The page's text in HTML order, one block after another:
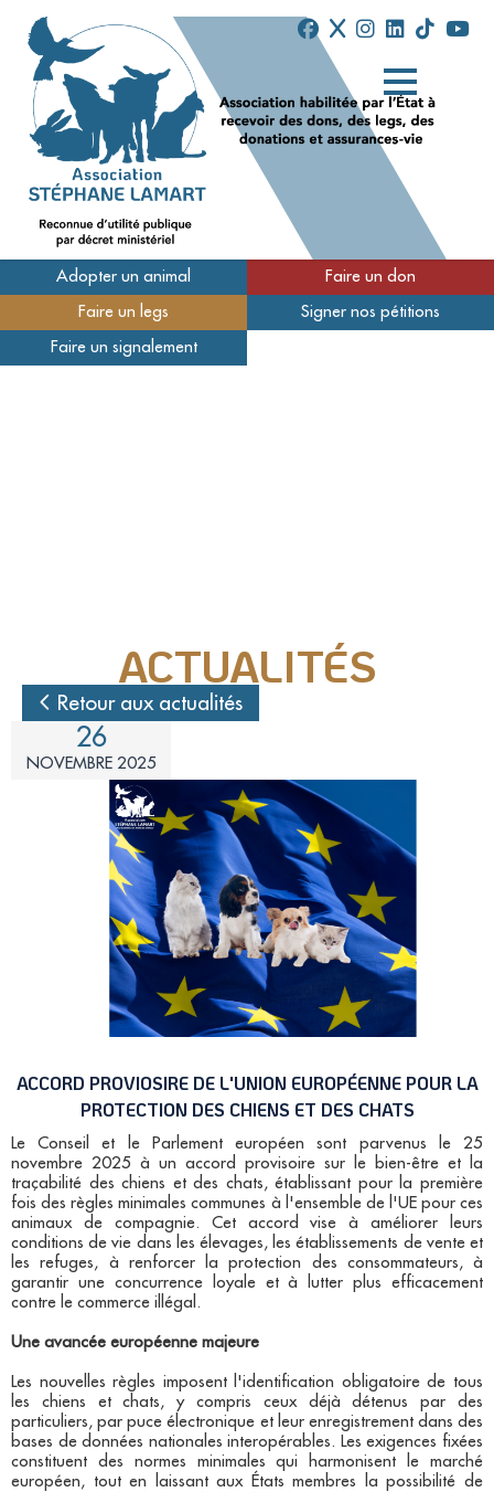
Qui sommes-nous
Nos refuges
Mécénat d'entreprise
Enquêteur
Familles d'accueil
Délégué(é) en communication
Bénévoles dans nos refuges
Matériel militant
Salarié(e) / Stagiaire
Adopter un animal Faire un don
Faire un legs Signer nos pétitions
Faire un signalement
ACTUALITÉS
Retour aux actualités
26
NOVEMBRE 2025
ACCORD PROVIOSIRE DE L'UNION EUROPÉENNE POUR LA
PROTECTION DES CHIENS ET DES CHATS
Le Conseil et le Parlement européen sont parvenus le 25
novembre 2025 à un accord provisoire sur le bien-être et la
traçabilité des chiens et des chats, établissant pour la première
fois des règles minimales communes à l'ensemble de l'UE pour ces
animaux de compagnie. Cet accord vise à améliorer leurs
conditions de vie dans les élevages, les établissements de vente et
les refuges, à renforcer la protection des consommateurs, à
garantir une concurrence loyale et à lutter plus efficacement
contre le commerce illégal.​
Une avancée européenne majeure
Les nouvelles règles imposent l'identification obligatoire de tous
les chiens et chats, y compris ceux déjà détenus par des
particuliers, par puce électronique et leur enregistrement dans des
bases de données nationales interopérables. Les exigences fixées
constituent des normes minimales qui harmonisent le marché
européen, tout en laissant aux États membres la possibilité de